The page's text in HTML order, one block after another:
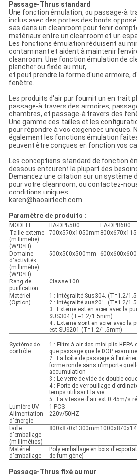
Passage-Thrus standard
Une fonction émulation, ou passage-à
inclus avec des portes des bords
sas dans un cleanroom pour tenir
matériaux entre un cleanroom et un
Les fonctions émulation réduisent au
contaminant et aident à maintenir
cleanroom. Une fonction émulation de
plancher ou fixée au mur,
et peut prendre la forme d'une armoire,
fenêtre.
Les produits d'air pur fournit un en trait
passage-à travers des armoires,
chambres, et passage-à travers des
Une gamme des tailles et les
pour répondre à vos exigences uniques.
également les fonctions émulation
peuvent être conçues en fonction vos
Les conceptions standard de fonction
dessous entourent la plupart des
Demandez une citation sur un système
pour votre cleanroom, ou contactez-
conditions uniques.
karen@haoairtech.com
Paramètre de produits :
MODÈLE HA-DPB500 HA-DPB600
Taille externe
(millimètre)
(W*D*H)
700x570x1050mm
Domaine
d'activités
(millimètre)
(W*D*H)
500x500x500mm
Rang de
purification
Classe 100
Matériel
(Option)
1 : Intégralité Sus304. (T=1.2/
2 : Intégralité sus201. (T=1.2/
3 : Externe est en acier avec la
SUS304 (T=1.2/1.5mm)
4 : Externe sont en acier avec la
est SUS201 (T=1.2/1.5mm)
Système de
contrôle
1 : Filtre à air des mini-plis HEPA
que passage que le DOP
2 : La boîte de passage à
forme ronde sans n'importe
accumulation.
3 : Le verre de vide de double
4 : Porte de verrouillage
temps utilisant la vie
5 : La vitesse d'air est 0.45m/s
Lumière UV
1 PCS
Alimentation
d'énergie
220v/50HZ
taille
d'emballage
(millimètres)
800x870x1300mm
Matériel
d'emballage
Poly emballage en bois
de fumigène)
Passage-Thrus fixé au mur